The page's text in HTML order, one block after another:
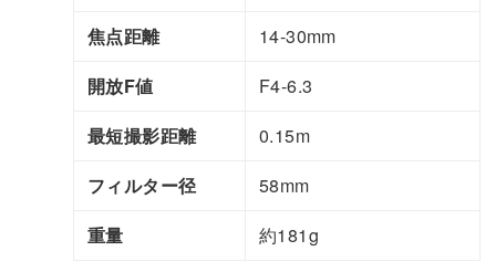
焦点距離
14-30mm
開放F値
F4-6.3
最短撮影距離
0.15m
フィルター径
58mm
重量
約181g